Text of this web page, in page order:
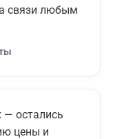
связи любым
— остались
цены и